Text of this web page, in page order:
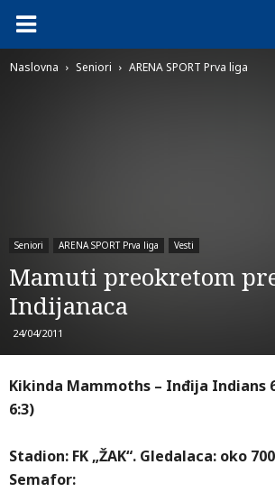
Naslovna Seniori ARENA SPORT Prva liga
Seniori ARENA SPORT Prva liga Vesti
Mamuti preokretom
Indijanaca
24/04/2011
Kikinda Mammoths – Inđija Indians
6:3)
Stadion: FK „ŽAK“. Gledalaca: oko
Semafor: